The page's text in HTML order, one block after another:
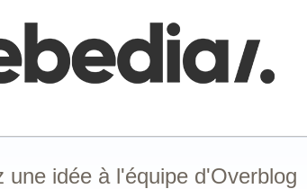
une idée à l'équipe d'Overblog